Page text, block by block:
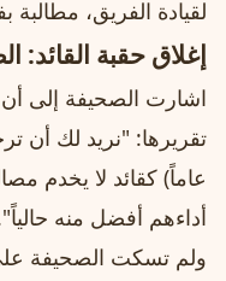
لقيادة الفريق،
إغلاق حقبة القائد:
اشارت الصحيفة إلى
عاماً) كقائد لا يخدم
أداءهم أفضل منه
ولم تسكت الصحيفة